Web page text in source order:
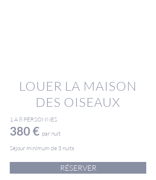
LOUER LA MAISON
DES OISEAUX
1 À 8 PERSONNES
380 € par nuit
Séjour minimum de 3 nuits
RÉSERVER